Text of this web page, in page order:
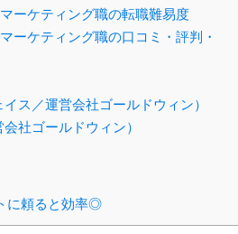
ーケティング職の転職難易度
ーケティング職の口コミ・評判・
ス／運営会社ゴールドウィン）
社ゴールドウィン）
に頼ると効率◎